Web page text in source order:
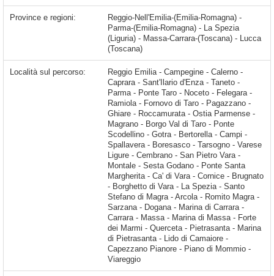
Province e regioni:
Reggio-Nell'Emilia-(Emilia-Romagna) -
Parma-(Emilia-Romagna) - La Spezia
(Liguria) - Massa-Carrara-(Toscana) - Lucca
(Toscana)
Località sul percorso: Reggio Emilia - Campegine - Calerno - Caprara - Sant'Ilario d'Enza - Taneto - Parma - Ponte Taro - Noceto - Felegara - Ramiola - Fornovo di Taro - Pagazzano - Ghiare - Roccamurata - Ostia Parmense - Magrano - Borgo Val di Taro - Ponte Scodellino - Gotra - Bertorella - Campi - Spallavera - Boresasco - Tarsogno - Varese Ligure - Cembrano - San Pietro Vara - Montale - Sesta Godano - Ponte Santa Margherita - Ca' di Vara - Cornice - Brugnato - Borghetto di Vara - La Spezia - Santo Stefano di Magra